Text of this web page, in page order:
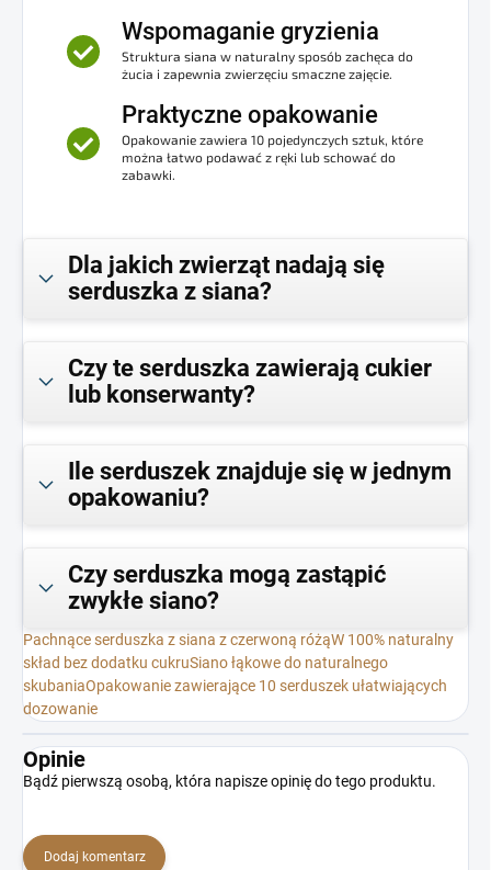
Wspomaganie gryzienia
Struktura siana w naturalny sposób zachęca do
żucia i zapewnia zwierzęciu smaczne zajęcie.
Praktyczne opakowanie
Opakowanie zawiera 10 pojedynczych sztuk, które
można łatwo podawać z ręki lub schować do
zabawki.
Dla jakich zwierząt nadają się
serduszka z siana?
Czy te serduszka zawierają cukier
lub konserwanty?
Ile serduszek znajduje się w jednym
opakowaniu?
Czy serduszka mogą zastąpić
zwykłe siano?
Pachnące serduszka z siana z czerwoną różąW 100% naturalny
skład bez dodatku cukruSiano łąkowe do naturalnego
skubaniaOpakowanie zawierające 10 serduszek ułatwiających
dozowanie
Opinie
Bądź pierwszą osobą, która napisze opinię do tego produktu.
Dodaj komentarz